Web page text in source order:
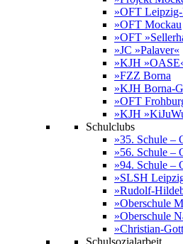
»OFT
»OFT Mockau
»OFT
»JC »Palaver«
»KJH
»FZZ Borna
»KJH Borna-
»OFT
»KJH
Schulclubs
»35. Schule –
»56. Schule –
»94. Schule –
»SLSH
»Rudolf-
»Oberschule
»Oberschule
»Christian-
Schulsozialarbeit